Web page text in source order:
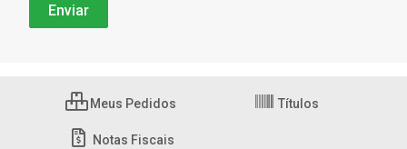
Meus Pedidos Títulos
Notas Fiscais